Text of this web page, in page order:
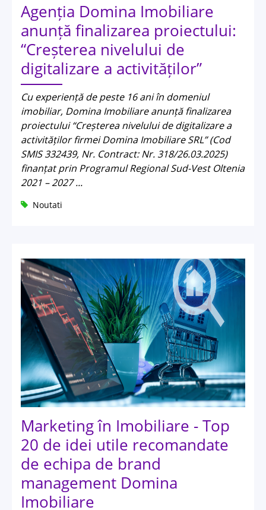
Agenția Domina Imobiliare
anunță finalizarea proiectului:
“Creșterea nivelului de
digitalizare a activităților”
Cu experiență de peste 16 ani în domeniul
imobiliar, Domina Imobiliare anunță finalizarea
proiectului “Creșterea nivelului de digitalizare a
activităților firmei Domina Imobiliare SRL” (Cod
SMIS 332439, Nr. Contract: Nr. 318/26.03.2025)
finanțat prin Programul Regional Sud-Vest Oltenia
2021 – 2027 ...
Noutati
Marketing în Imobiliare - Top
20 de idei utile recomandate
de echipa de brand
management Domina
Imobiliare